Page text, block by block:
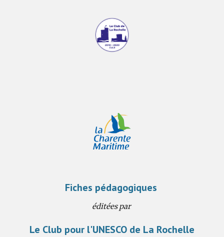
Fiches pédagogiques
éditées par
Le Club pour l'UNESCO de La Rochelle